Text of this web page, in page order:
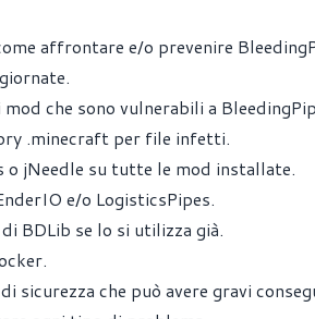
affrontare e/o prevenire
che sono vulnerabili a
.minecraft per file infetti.
o jNeedle su tutte le mod installate.
e/o LogisticsPipes.
BDLib se lo si utilizza già.
.
sicurezza che può avere gravi